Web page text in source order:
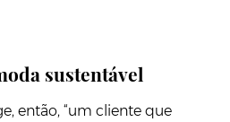
sustentável
então, “um cliente que